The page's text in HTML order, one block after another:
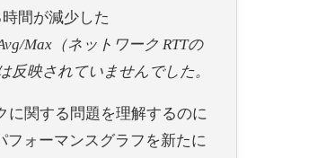
間が減少した
Max （ネットワーク RTTの
反映されていませんでした。
に関する問題を理解するのに
フォーマンスグラフを新たに